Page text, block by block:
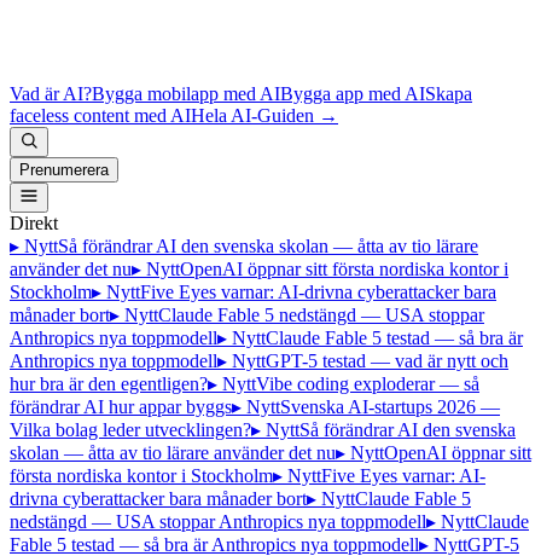
Vad är AI?Bygga mobilapp med AIBygga app med AISkapa
faceless content med AIHela AI-Guiden →
Prenumerera
Direkt
▸ NyttSå förändrar AI den svenska skolan — åtta av tio lärare
använder det nu▸ NyttOpenAI öppnar sitt första nordiska kontor i
Stockholm▸ NyttFive Eyes varnar: AI-drivna cyberattacker bara
månader bort▸ NyttClaude Fable 5 nedstängd — USA stoppar
Anthropics nya toppmodell▸ NyttClaude Fable 5 testad — så bra är
Anthropics nya toppmodell▸ NyttGPT-5 testad — vad är nytt och
hur bra är den egentligen?▸ NyttVibe coding exploderar — så
förändrar AI hur appar byggs▸ NyttSvenska AI-startups 2026 —
Vilka bolag leder utvecklingen?▸ NyttSå förändrar AI den svenska
skolan — åtta av tio lärare använder det nu▸ NyttOpenAI öppnar sitt
första nordiska kontor i Stockholm▸ NyttFive Eyes varnar: AI-
drivna cyberattacker bara månader bort▸ NyttClaude Fable 5
nedstängd — USA stoppar Anthropics nya toppmodell▸ NyttClaude
Fable 5 testad — så bra är Anthropics nya toppmodell▸ NyttGPT-5